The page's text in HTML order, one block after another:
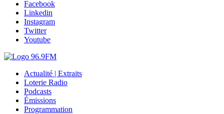
Facebook
Linkedin
Instagram
Twitter
Youtube
Actualité | Extraits
Loterie Radio
Podcasts
Émissions
Programmation